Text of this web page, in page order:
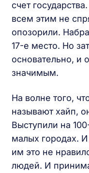
счет
всем этим не
опозорили.
17-е место. Но
основательно, и
значимым.
На волне того,
называют хайп,
Выступили на
малых городах.
им это не
людей. И